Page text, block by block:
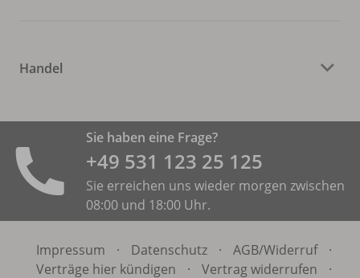
Handel
Sie haben eine Frage?
+49 531 ­123 25 125
Sie erreichen uns wieder morgen zwischen
08:00 und 18:00 Uhr.
Impressum · Datenschutz · AGB/Widerruf
·
Verträge hier kündigen
· Vertrag widerrufen ·